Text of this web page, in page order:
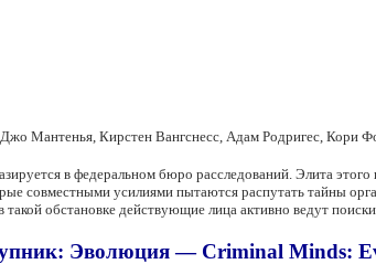
Мантенья, Кирстен Вангснесс, Адам Родригес, Кори
в федеральном бюро расследований. Элита
совместными усилиями пытаются распутать тайны
обстановке действующие лица активно ведут
Эволюция — Criminal Minds: